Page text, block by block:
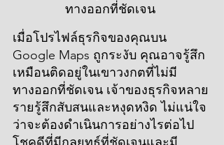
ทางออกที่ชัดเจน
เมื่อโปรไฟล์ธุรกิจของคุณบน
Google Maps ถูกระงับ คุณอาจรู้สึก
เหมือนติดอยู่ในเขาวงกตที่ไม่มี
ทางออกที่ชัดเจน เจ้าของธุรกิจหลาย
รายรู้สึกสับสนและหงุดหงิด ไม่แน่ใจ
ว่าจะต้องดำเนินการอย่างไรต่อไป